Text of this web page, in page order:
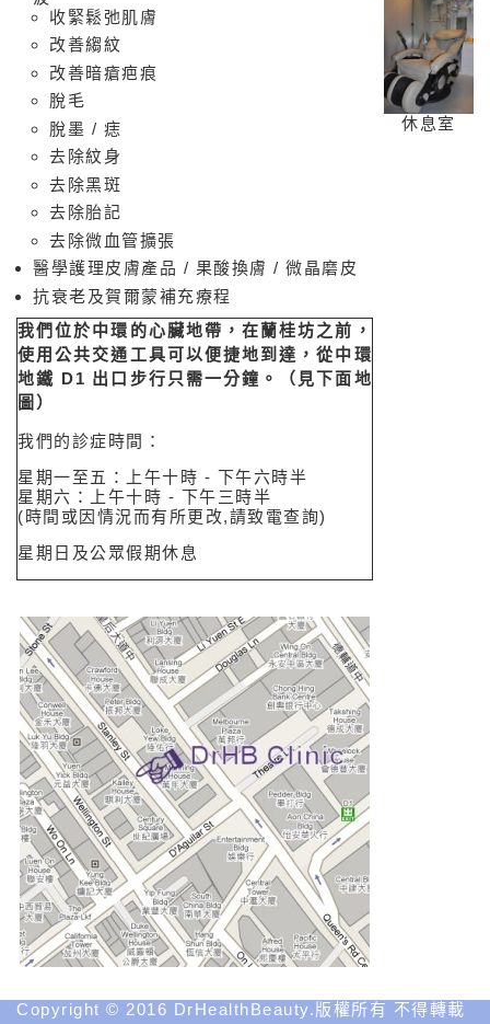
相
關
資
性
醫
學
美
容
網
站
Medical
Insight
收緊鬆弛肌膚
改善縐紋
改善暗瘡疤痕
脫毛
脫墨 / 痣
去除紋身
去除黑斑
去除胎記
去除微血管擴張
醫學護理皮膚產品 / 果酸換膚 / 微晶磨皮
抗衰老及賀爾蒙補充療程
休息室
我們位於中環的心臟地帶，在蘭桂坊之前，
使用公共交通工具可以便捷地到達，從中環
地鐵 D1 出口步行只需一分鐘。（見下面地
圖）
我們的診症時間：
星期一至五：上午十時 - 下午六時半
星期六：上午十時 - 下午三時半
(時間或因情況而有所更改,請致電查詢)
星期日及公眾假期休息
Copyright © 2016 DrHealthBeauty.版權所有 不得轉載